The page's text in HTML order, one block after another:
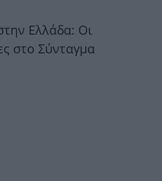
Ελλάδα: Οι
στο Σύνταγμα